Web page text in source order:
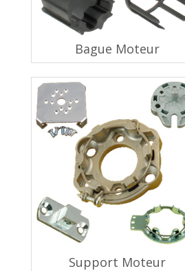
Bague Moteur
Support Moteur